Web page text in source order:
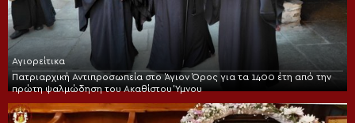
Αγιορείτικα
Πατριαρχική Αντιπροσωπεία στο Άγιον Όρος για τα 1400 έτη από την
πρώτη ψαλμώδηση του Ακαθίστου Ύμνου